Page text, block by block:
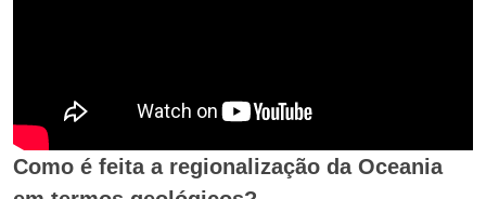
Como é feita a regionalização da Oceania